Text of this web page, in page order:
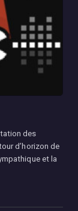
des
d’horizon de
et la